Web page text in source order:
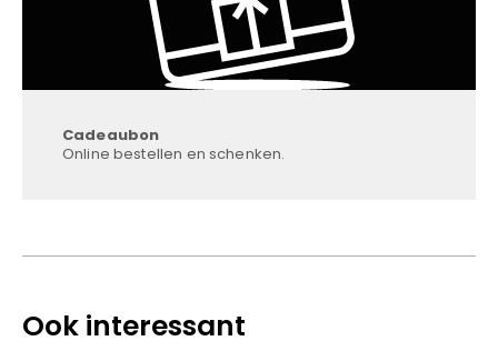
Cadeaubon
Online bestellen en schenken.
Ook interessant